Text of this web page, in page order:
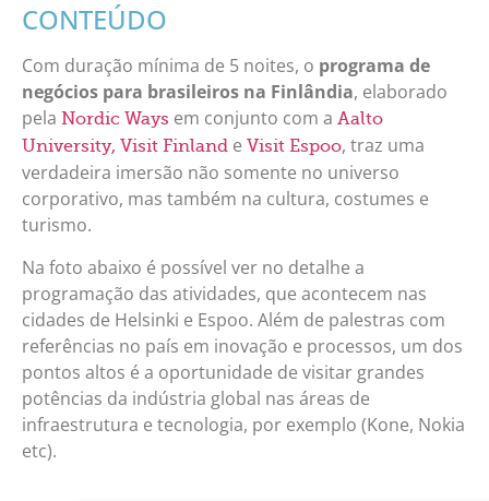
CONTEÚDO
Com duração mínima de 5 noites, o programa de
negócios para brasileiros na Finlândia, elaborado
pela Nordic Ways em conjunto com a Aalto
University, Visit Finland e Visit Espoo, traz uma
verdadeira imersão não somente no universo
corporativo, mas também na cultura, costumes e
turismo.
Na foto abaixo é possível ver no detalhe a
programação das atividades, que acontecem nas
cidades de Helsinki e Espoo. Além de palestras com
referências no país em inovação e processos, um dos
pontos altos é a oportunidade de visitar grandes
potências da indústria global nas áreas de
infraestrutura e tecnologia, por exemplo (Kone, Nokia
etc).